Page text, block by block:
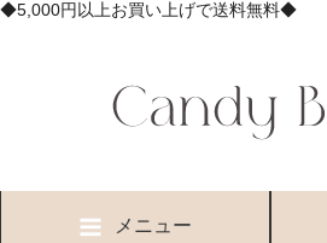
◆5,000円以上お買い上げで送料無料◆
メニュー